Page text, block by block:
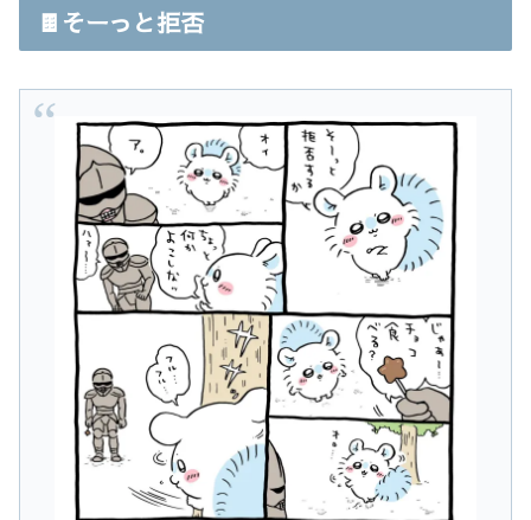
🍫そーっと拒否